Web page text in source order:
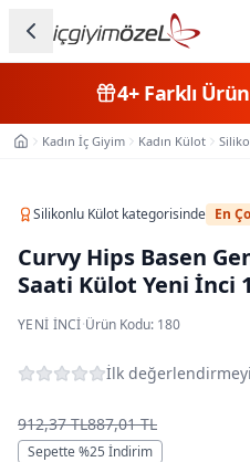
Kategorileri
Erkek
Çocuk
Beden
Markalar
4+Farklı Ürün
Ana SayfaKadın İç Giyim Kadın Külot
Silikonlu Külot kategorisinde En
Curvy Hips Basen
Saati Külot Yeni İnci
YENI İNCI·Ürün Kodu: 180
İlk
912,37 TL887,01 TL
Sepette %25 İndirim